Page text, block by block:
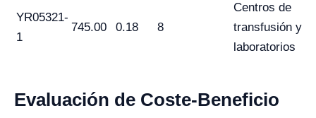
YR05321-
1
745.00 0.18 8
Centros de
transfusión y
laboratorios
Evaluación de Coste-Beneficio